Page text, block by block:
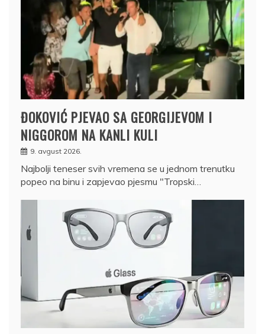
ĐOKOVIĆ PJEVAO SA GEORGIJEVOM I
NIGGOROM NA KANLI KULI
9. avgust 2026.
Najbolji teneser svih vremena se u jednom trenutku
popeo na binu i zapjevao pjesmu "Tropski…